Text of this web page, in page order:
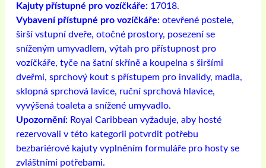
Kajuty přístupné pro vozíčkáře: 17018.
Vybavení přístupné pro vozíčkáře: otevřené postele,
širší vstupní dveře, otočné prostory, posezení se
sníženým umyvadlem, výtah pro přístupnost pro
vozíčkáře, tyče na šatní skříně a koupelna s širšími
dveřmi, sprchový kout s přístupem pro invalidy, madla,
sklopná sprchová lavice, ruční sprchová hlavice,
vyvýšená toaleta a snížené umyvadlo.
Upozornění: Royal Caribbean vyžaduje, aby hosté
rezervovali v této kategorii potvrdit potřebu
bezbariérové ​​kajuty vyplněním formuláře pro hosty se
zvláštními potřebami.